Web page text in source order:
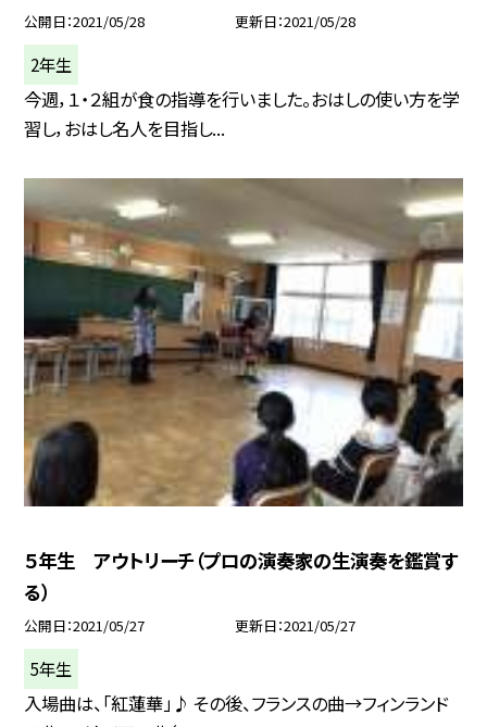
公開日 2021/05/28 更新日 2021/05/28
2年生
今週，１・２組が食の指導を行いました。おはしの使い方を学
習し，おはし名人を目指し...
５年生 アウトリーチ（プロの演奏家の生演奏を鑑賞す
る）
公開日 2021/05/27 更新日 2021/05/27
5年生
入場曲は、「紅蓮華」♪ その後、フランスの曲→フィンランド